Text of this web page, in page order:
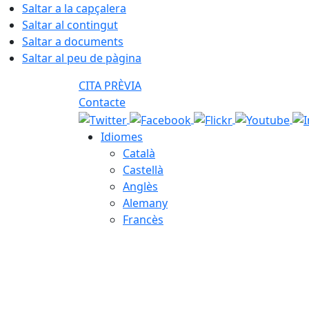
Saltar a la capçalera
Saltar al contingut
Saltar a documents
Saltar al peu de pàgina
CITA PRÈVIA
Contacte
Idiomes
Català
Castellà
Anglès
Alemany
Francès